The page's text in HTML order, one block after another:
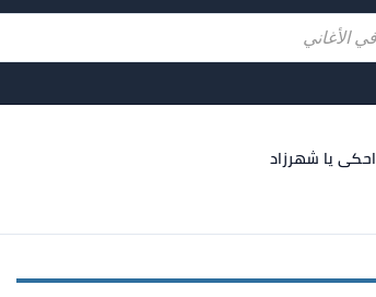
احكى يا شهرزاد